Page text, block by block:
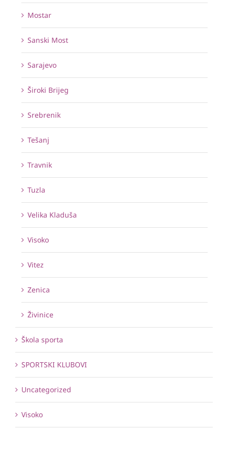
Mostar
Sanski Most
Sarajevo
Široki Brijeg
Srebrenik
Tešanj
Travnik
Tuzla
Velika Kladuša
Visoko
Vitez
Zenica
Živinice
Škola sporta
SPORTSKI KLUBOVI
Uncategorized
Visoko